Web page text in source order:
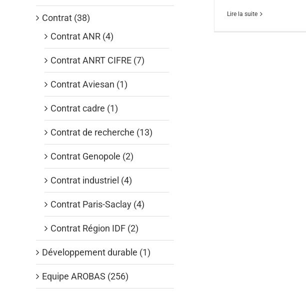
Lire la suite
Contrat (38)
Contrat ANR (4)
Contrat ANRT CIFRE (7)
Contrat Aviesan (1)
Contrat cadre (1)
Contrat de recherche (13)
Contrat Genopole (2)
Contrat industriel (4)
Contrat Paris-Saclay (4)
Contrat Région IDF (2)
Développement durable (1)
Equipe AROBAS (256)